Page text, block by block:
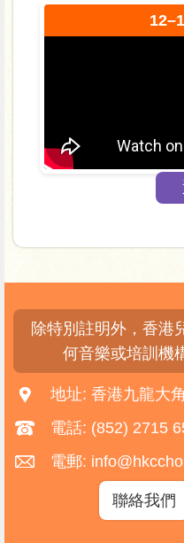
除特別註明外，香港
何音樂或培訓機
地址: 香港九龍大
電話: (852) 2715
電郵:
聯絡我們